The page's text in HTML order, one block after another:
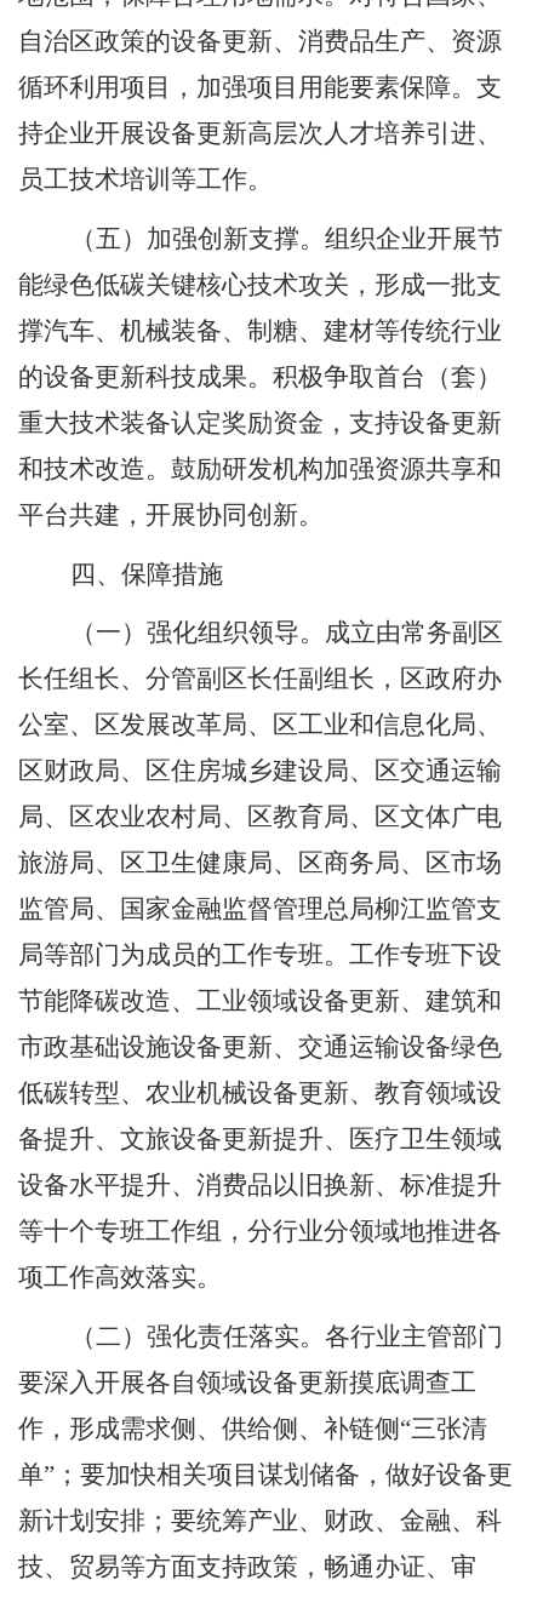
自治区政策的设备更新、消费品生产、资源
循环利用项目，加强项目用能要素保障。支
持企业开展设备更新高层次人才培养引进、
员工技术培训等工作。
（五）加强创新支撑。 组织企业开展节
能绿色低碳关键核心技术攻关，形成一批支
撑汽车、机械装备、制糖、建材等传统行业
的设备更新科技成果。积极争取首台（套）
重大技术装备认定奖励资金，支持设备更新
和技术改造。鼓励研发机构加强资源共享和
平台共建，开展协同创新。
四、保障措施
（一）强化组织领导。 成立由常务副区
长任组长、分管副区长任副组长，区政府办
公室、区发展改革局、区工业和信息化局、
区财政局、区住房城乡建设局、区交通运输
局、区农业农村局、区教育局、区文体广电
旅游局、区卫生健康局、区商务局、区市场
监管局、国家金融监督管理总局柳江监管支
局等部门为成员的工作专班。工作专班下设
节能降碳改造、工业领域设备更新、建筑和
市政基础设施设备更新、交通运输设备绿色
低碳转型、农业机械设备更新、教育领域设
备提升、文旅设备更新提升、医疗卫生领域
设备水平提升、消费品以旧换新、标准提升
等十个专班工作组，分行业分领域地推进各
项工作高效落实。
（二）强化责任落实。 各行业主管部门
要深入开展各自领域设备更新摸底调查工
作，形成需求侧、供给侧、补链侧 “三张清
单” ；要加快相关项目谋划储备，做好设备更
新计划安排；要统筹产业、财政、金融、科
技、贸易等方面支持政策，畅通办证、审